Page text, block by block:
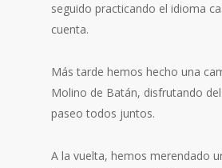
seguido practicando el idioma
cuenta.
Más tarde hemos hecho una
Molino de Batán, disfrutando
paseo todos juntos.
A la vuelta, hemos merendado